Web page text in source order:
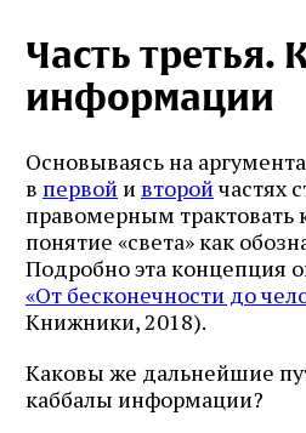
Часть третья.
информации
Основываясь на
в первойивторойчастях
правомерным трактовать
понятие «света» как
Подробно эта концепция
«От бесконечности до
Книжники, 2018).
Каковы же дальнейшие
каббалы информации?